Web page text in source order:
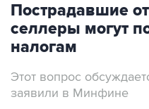
Пострадавшие
селлеры могут
налогам
Этот вопрос
заявили в Минфине